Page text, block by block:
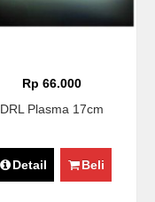
Rp 66.000
DRL Plasma 17cm
Detail Beli